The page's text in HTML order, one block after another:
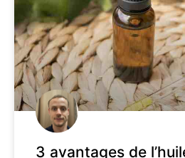
3 avantages de